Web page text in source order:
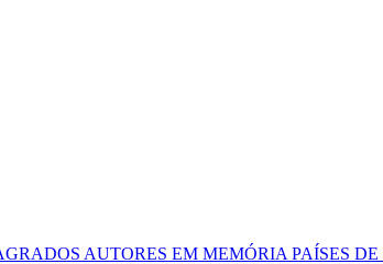
AUTORES EM MEMÓRIA PAÍSES